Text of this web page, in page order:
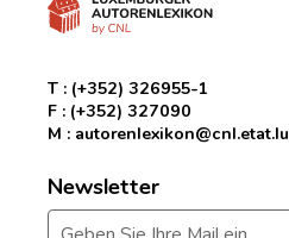
T : (+352) 326955-1
F : (+352) 327090
M : autorenlexikon@cnl.etat.lu
Newsletter